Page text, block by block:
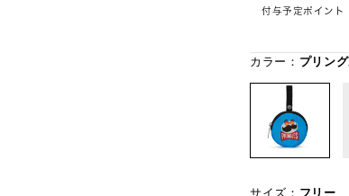
付与予定ポイント
カラー： プリン
サイズ： フリー